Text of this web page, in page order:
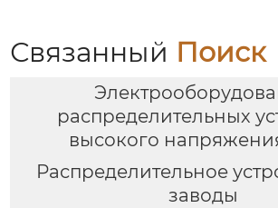
Связанный Поиск
распределительных
высокого
Распределительное
заводы